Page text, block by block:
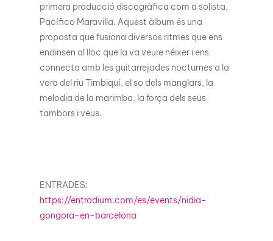
primera producció discogràfica com a solista,
Pacífico Maravilla. Aquest àlbum és una
proposta que fusiona diversos ritmes que ens
endinsen al lloc que la va veure néixer i ens
connecta amb les guitarrejades nocturnes a la
vora del riu Timbiquí, el so dels manglars, la
melodia de la marimba, la força dels seus
tambors i veus.
ENTRADES:
https://entradium.com/es/events/nidia-
gongora-en-barcelona